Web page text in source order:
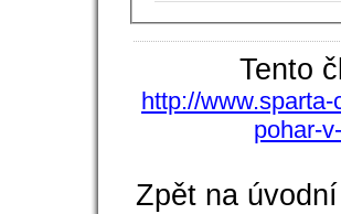
Tento
http://
pohar-
Zpět na